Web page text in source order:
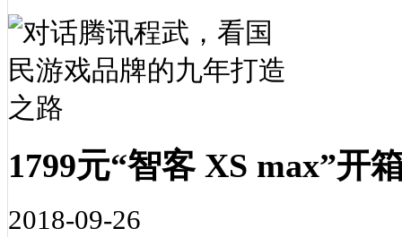
1799元“智客 XS max”开
2018-09-26